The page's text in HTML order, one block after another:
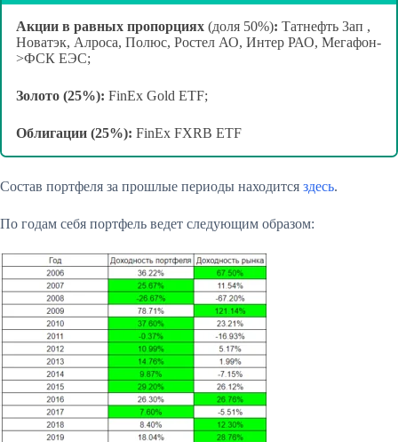
Акции в равных пропорциях (доля 50%): Татнефть 3ап ,
Новатэк, Алроса, Полюс, Ростел АО, Интер РАО, Мегафон-
>ФСК ЕЭС;
Золото (25%): FinEx Gold ETF;
Облигации (25%): FinEx FXRB ETF
Состав портфеля за прошлые периоды находится здесь.
По годам себя портфель ведет следующим образом: